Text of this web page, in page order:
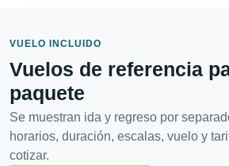
VUELO INCLUIDO
Vuelos de referencia
paquete
Se muestran ida y regreso por
horarios, duración, escalas, vuelo y
cotizar.